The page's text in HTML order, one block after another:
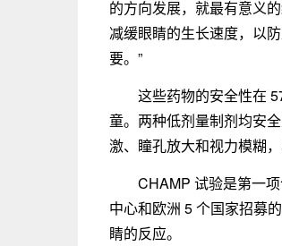
的方向发展，就最有意义
减缓眼睛的生长速度，以
要。”
这些药物的安全性在
童。两种低剂量制剂均安
激、瞳孔放大和视力模糊
CHAMP 试验是第一
中心和欧洲 5 个国家招募
睛的反应。